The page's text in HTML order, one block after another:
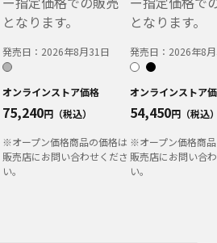
となります。
発売日： 2026年8月31日
オンラインストア価格
75,240円（税込）
※オープン価格商品の価格は
販売店にお問い合わせくださ
い。
となります。
発売日： 2026年8
オンラインストア
54,450円（税込
※オープン価格商
販売店にお問い合
い。